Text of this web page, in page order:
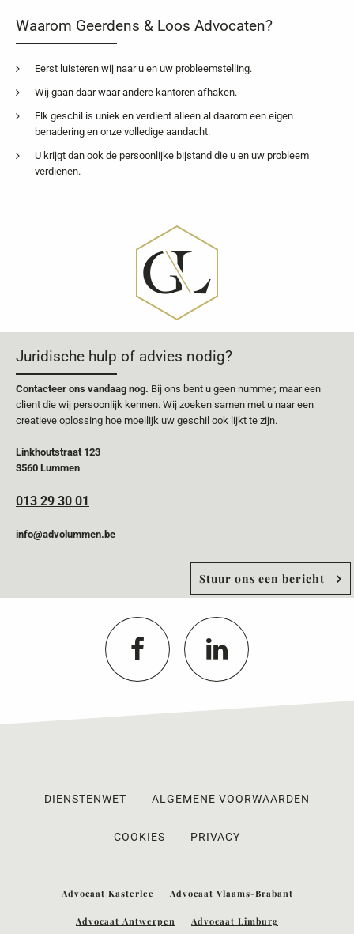
Waarom Geerdens & Loos Advocaten?
Eerst luisteren wij naar u en uw probleemstelling.
Wij gaan daar waar andere kantoren afhaken.
Elk geschil is uniek en verdient alleen al daarom een eigen
benadering en onze volledige aandacht.
U krijgt dan ook de persoonlijke bijstand die u en uw probleem
verdienen.
Juridische hulp of advies nodig?
Contacteer ons vandaag nog. Bij ons bent u geen nummer, maar een
client die wij persoonlijk kennen. Wij zoeken samen met u naar een
creatieve oplossing hoe moeilijk uw geschil ook lijkt te zijn.
Linkhoutstraat 123
3560 Lummen
013 29 30 01
info@advolummen.be
Stuur ons een bericht
DIENSTENWET ALGEMENE VOORWAARDEN
COOKIES PRIVACY
Advocaat Kasterlee Advocaat Vlaams-Brabant
Advocaat Antwerpen Advocaat Limburg